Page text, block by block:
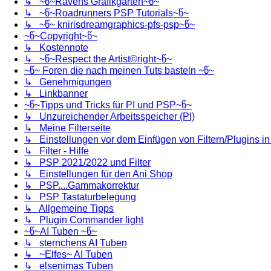
↳ ~წ~Roadrunners PSP Tutorials~წ~
↳ ~წ~ knirisdreamgraphics-pfs-psp~წ~
~წ~Copyright~წ~
↳ Kostennote
↳ ~წ~Respect the Artist©right~წ~
~წ~ Foren die nach meinen Tuts basteln ~წ~
↳ Genehmigungen
↳ Linkbanner
~წ~Tipps und Tricks für PI und PSP~წ~
↳ Unzureichender Arbeitsspeicher (PI)
↳ Meine Filterseite
↳ Einstellungen vor dem Einfügen von Filtern/Plugins in
↳ Filter - Hilfe
↳ PSP 2021/2022 und Filter
↳ Einstellungen für den Ani Shop
↳ PSP....Gammakorrektur
↳ PSP Tastaturbelegung
↳ Allgemeine Tipps
↳ Plugin Commander light
~წ~AI Tuben ~წ~
↳ sternchens AI Tuben
↳ ~Elfes~ AI Tuben
↳ elsenimas Tuben